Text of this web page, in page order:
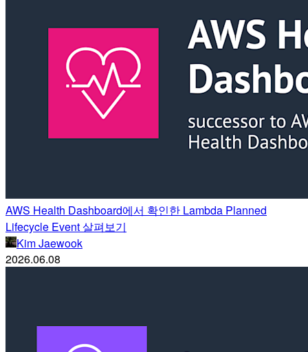
AWS Health Dashboard에서 확인한 Lambda Planned
Lifecycle Event 살펴보기
Kim Jaewook
2026.06.08